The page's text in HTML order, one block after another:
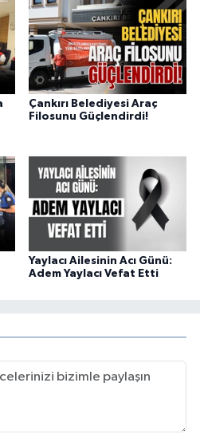
Çankırı Belediyesi Araç
Filosunu Güçlendirdi!
Yaylacı Ailesinin Acı Günü:
Adem Yaylacı Vefat Etti